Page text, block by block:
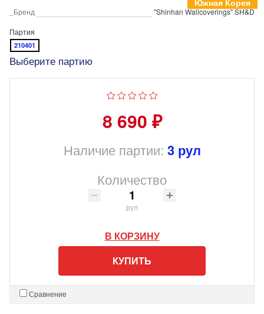
Южная Корея
_Бренд
"Shinhan Wallcoverings" SH&D
Партия
210401
Выберите партию
8 690 ₽
Наличие партии: 3 рул
Количество
рул
В КОРЗИНУ
КУПИТЬ
Сравнение